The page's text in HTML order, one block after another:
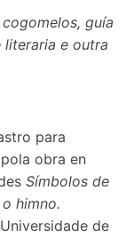
guía
literaria e outra
para
obra en
Símbolos de
himno.
de